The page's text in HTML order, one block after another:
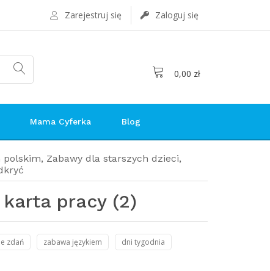
Zarejestruj się Zaloguj się
0,00 zł
Mama Cyferka Blog
polskim, Zabawy dla starszych dzieci,
pracy (2)
zdań zabawa językiem
dni tygodnia